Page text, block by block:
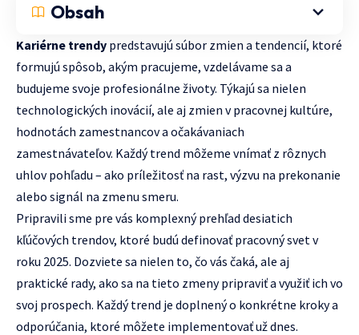
Obsah
Kariérne trendy predstavujú súbor zmien a tendencií, ktoré
formujú spôsob, akým pracujeme, vzdelávame sa a
budujeme svoje profesionálne životy. Týkajú sa nielen
technologických inovácií, ale aj zmien v pracovnej kultúre,
hodnotách zamestnancov a očakávaniach
zamestnávateľov. Každý trend môžeme vnímať z rôznych
uhlov pohľadu – ako príležitosť na rast, výzvu na prekonanie
alebo signál na zmenu smeru.
Pripravili sme pre vás komplexný prehľad desiatich
kľúčových trendov, ktoré budú definovať pracovný svet v
roku 2025. Dozviete sa nielen to, čo vás čaká, ale aj
praktické rady, ako sa na tieto zmeny pripraviť a využiť ich vo
svoj prospech. Každý trend je doplnený o konkrétne kroky a
odporúčania, ktoré môžete implementovať už dnes.